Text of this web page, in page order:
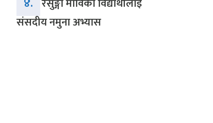
रेसुङ्गा माविका विद्यार्थीलाई
संसदीय नमुना अभ्यास